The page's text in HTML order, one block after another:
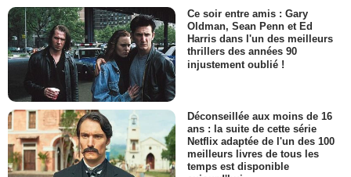
Ce soir entre amis : Gary
Oldman, Sean Penn et Ed
Harris dans l'un des meilleurs
thrillers des années 90
injustement oublié !
Déconseillée aux moins de 16
ans : la suite de cette série
Netflix adaptée de l'un des 100
meilleurs livres de tous les
temps est disponible